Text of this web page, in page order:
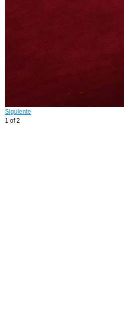
Siguiente
1 of 2